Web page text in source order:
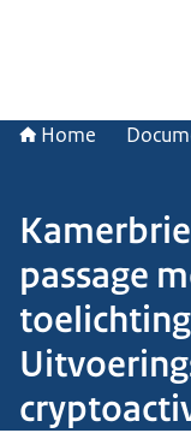
Home
passage